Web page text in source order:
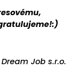
Job s.r.o.